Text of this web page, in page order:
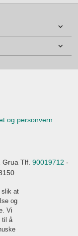
og personvern
Tlf. 90019712 -
slik at
og
Vi
til å